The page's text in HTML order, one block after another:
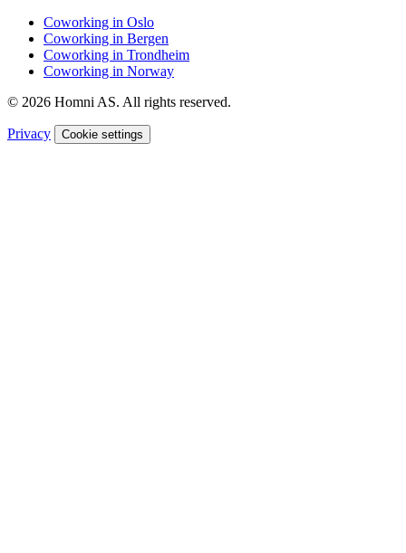
Coworking in Oslo
Coworking in Bergen
Coworking in Trondheim
Coworking in Norway
© 2026 Homni AS. All rights reserved.
Privacy Cookie settings